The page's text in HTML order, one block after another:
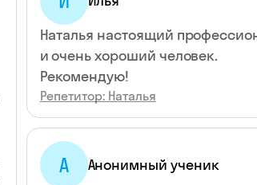
Наталья настоящий
и очень хороший человек.
Рекомендую!
Репетитор: Наталья
А
Анонимный ученик